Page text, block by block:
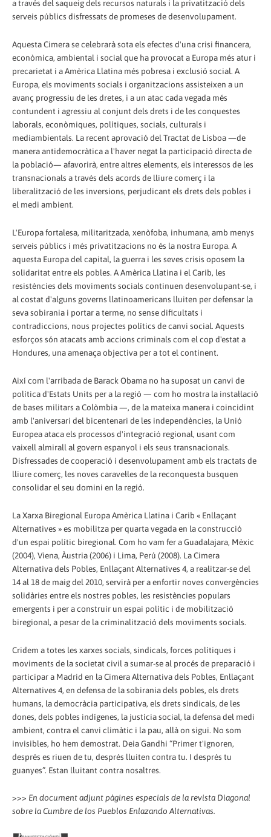
a través del saqueig dels recursos naturals i la privatització dels
serveis públics disfressats de promeses de desenvolupament.
Aquesta Cimera se celebrarà sota els efectes d'una crisi financera,
econòmica, ambiental i social que ha provocat a Europa més atur i
precarietat i a Amèrica Llatina més pobresa i exclusió social. A
Europa, els moviments socials i organitzacions assisteixen a un
avanç progressiu de les dretes, i a un atac cada vegada més
contundent i agressiu al conjunt dels drets i de les conquestes
laborals, econòmiques, polítiques, socials, culturals i
mediambientals. La recent aprovació del Tractat de Lisboa —de
manera antidemocràtica a l'haver negat la participació directa de
la població— afavorirà, entre altres elements, els interessos de les
transnacionals a través dels acords de lliure comerç i la
liberalització de les inversions, perjudicant els drets dels pobles i
el medi ambient.
L'Europa fortalesa, militaritzada, xenòfoba, inhumana, amb menys
serveis públics i més privatitzacions no és la nostra Europa. A
aquesta Europa del capital, la guerra i les seves crisis oposem la
solidaritat entre els pobles. A Amèrica Llatina i el Carib, les
resistències dels moviments socials continuen desenvolupant-se, i
al costat d'alguns governs llatinoamericans lluiten per defensar la
seva sobirania i portar a terme, no sense dificultats i
contradiccions, nous projectes polítics de canvi social. Aquests
esforços són atacats amb accions criminals com el cop d'estat a
Hondures, una amenaça objectiva per a tot el continent.
Així com l'arribada de Barack Obama no ha suposat un canvi de
política d'Estats Units per a la regió — com ho mostra la instal·lació
de bases militars a Colòmbia —, de la mateixa manera i coincidint
amb l'aniversari del bicentenari de les independències, la Unió
Europea ataca els processos d'integració regional, usant com
vaixell almirall al govern espanyol i els seus transnacionals.
Disfressades de cooperació i desenvolupament amb els tractats de
lliure comerç, les noves caravel·les de la reconquesta busquen
consolidar el seu domini en la regió.
La Xarxa Biregional Europa Amèrica Llatina i Carib « Enllaçant
Alternatives » es mobilitza per quarta vegada en la construcció
d'un espai polític biregional. Com ho vam fer a Guadalajara, Mèxic
(2004), Viena, Àustria (2006) i Lima, Perú (2008). La Cimera
Alternativa dels Pobles, Enllaçant Alternatives 4, a realitzar-se del
14 al 18 de maig del 2010, servirà per a enfortir noves convergències
solidàries entre els nostres pobles, les resistències populars
emergents i per a construir un espai polític i de mobilització
biregional, a pesar de la criminalització dels moviments socials.
Cridem a totes les xarxes socials, sindicals, forces polítiques i
moviments de la societat civil a sumar-se al procés de preparació i
participar a Madrid en la Cimera Alternativa dels Pobles, Enllaçant
Alternatives 4, en defensa de la sobirania dels pobles, els drets
humans, la democràcia participativa, els drets sindicals, de les
dones, dels pobles indígenes, la justícia social, la defensa del medi
ambient, contra el canvi climàtic i la pau, allà on sigui. No som
invisibles, ho hem demostrat. Deia Gandhi “Primer t'ignoren,
després es riuen de tu, després lluiten contra tu. I després tu
guanyes”. Estan lluitant contra nosaltres.
>>> En document adjunt pàgines especials de la revista Diagonal
sobre la Cumbre de los Pueblos Enlazando Alternativas.